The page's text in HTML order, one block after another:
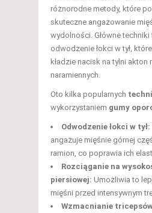
różnorodne metody, które
skuteczne angażowanie
wydolności. Główne
odwodzenie łokci w tył,
kładzie nacisk na tylni akton
naramiennych.
Oto kilka popularnych
wykorzystaniem gumy
Odwodzenie łokci w tył:
angażuje mięśnie górnej
ramion, co poprawia ich
Rozciąganie na
piersiowej: Umożliwia to
mięśni przed intensywnym
Wzmacnianie